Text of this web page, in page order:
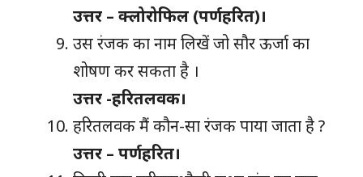
उत्तर – क्लोरोफिल (पर्णहरित)।
उस रंजक का नाम लिखें जो सौर ऊर्जा का
शोषण कर सकता है ।
उत्तर -हरितलवक।
हरितलवक मैं कौन-सा रंजक पाया जाता है ?
उत्तर – पर्णहरित।